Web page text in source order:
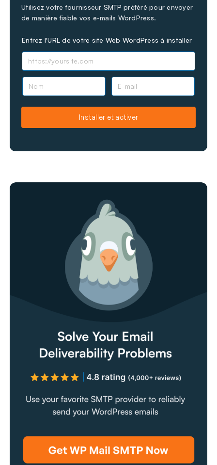
Utilisez votre fournisseur SMTP préféré pour envoyer
de manière fiable vos e-mails WordPress.
Entrez l'URL de votre site Web WordPress à installer
N
E
a
Installer et activer